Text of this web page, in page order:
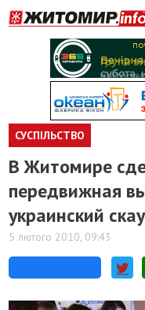
СУСПІЛЬСТВО
В Житомире
передвижная
украинский
5 лютого 2010, 09:43